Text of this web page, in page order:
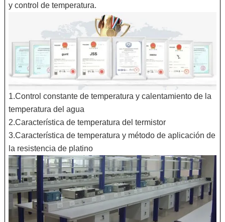
y control de temperatura.
1.Control constante de temperatura y calentamiento de la
temperatura del agua
2.Característica de temperatura del termistor
3.Característica de temperatura y método de aplicación de
la resistencia de platino